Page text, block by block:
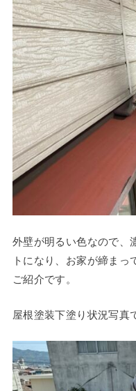
外壁が明るい色なので、
トになり、お家が締ま
ご紹介です。
屋根塗装下塗り状況写真